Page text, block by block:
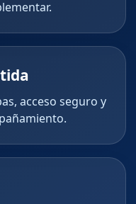
acceso seguro y